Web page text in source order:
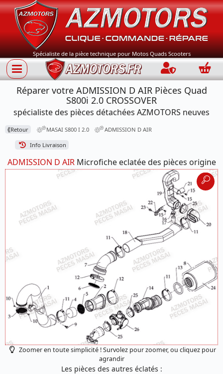
Spécialiste de la pièce technique pour Motos Quads Scooters
Connection
Réparer votre ADMISSION D AIR Pièces Quad
S800i 2.0 CROSSOVER
spécialiste des pièces détachées AZMOTORS neuves
⟪Retour MASAI S800 I 2.0 ADMISSION D AIR
Info Livraison
ADMISSION D AIRMicrofiche eclatée des pièces origine
Zoomer en toute simplicité ! Survolez pour zoomer, ou cliquez pour
agrandir
Les pièces des autres éclatés :